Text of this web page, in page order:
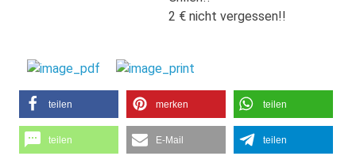
2 € nicht vergessen!!
teilen merken teilen
teilen E-Mail teilen